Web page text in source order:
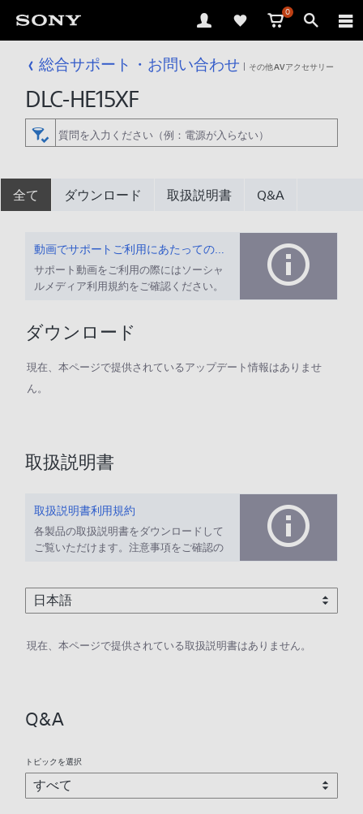
0
総合サポート・お問い合わせ その他AVアクセサリー
DLC-HE15XF
全て ダウンロード 取扱説明書 Q&A
動画でサポートご利用にあたってのお願い
サポート動画をご利用の際にはソーシャ
ルメディア利用規約をご確認ください。
ダウンロード
現在、本ページで提供されているアップデート情報はありませ
ん。
取扱説明書
取扱説明書利用規約
各製品の取扱説明書をダウンロードして
ご覧いただけます。注意事項をご確認の
現在、本ページで提供されている取扱説明書はありません。
Q&A
トピックを選択